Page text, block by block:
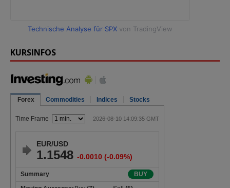
Technische Analyse für SPX von TradingView
KURSINFOS